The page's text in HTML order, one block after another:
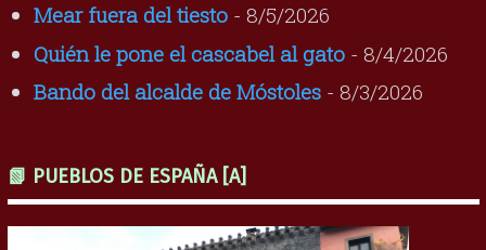
Mear fuera del tiesto- 8/5/2026
Quién le pone el cascabel al gato- 8/4/2026
Bando del alcalde de Móstoles- 8/3/2026
📗 PUEBLOS DE ESPAÑA [A]